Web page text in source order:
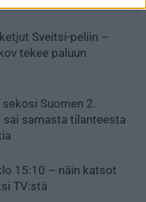
Sveitsi-peliin –
tekee paluun
Suomen 2.
samasta tilanteesta
15:10 – näin katsot
TV:stä